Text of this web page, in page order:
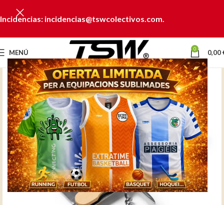
Incidencias: incidencias@tswcolectivos.com.
MENÚ 0 0,00